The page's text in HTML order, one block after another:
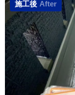
施工後 After